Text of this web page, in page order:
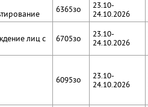
6365зо
23.10-
24.10.2026
лиц с 6705зо
23.10-
24.10.2026
6095зо
23.10-
24.10.2026